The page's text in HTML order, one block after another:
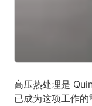
高压热处理是
已成为这项工作